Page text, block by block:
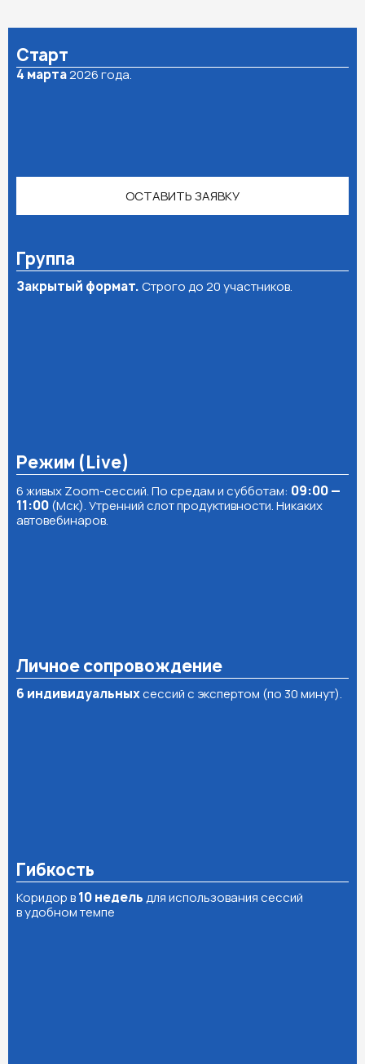
Старт
Группа
Режим (Live)
6 живых Zoom-сессий. По средам и субботам:09:00 —
11:00(Мск). Утренний слот продуктивности. Никаких
Личное сопровождение
Гибкость
Коридор в10 недель